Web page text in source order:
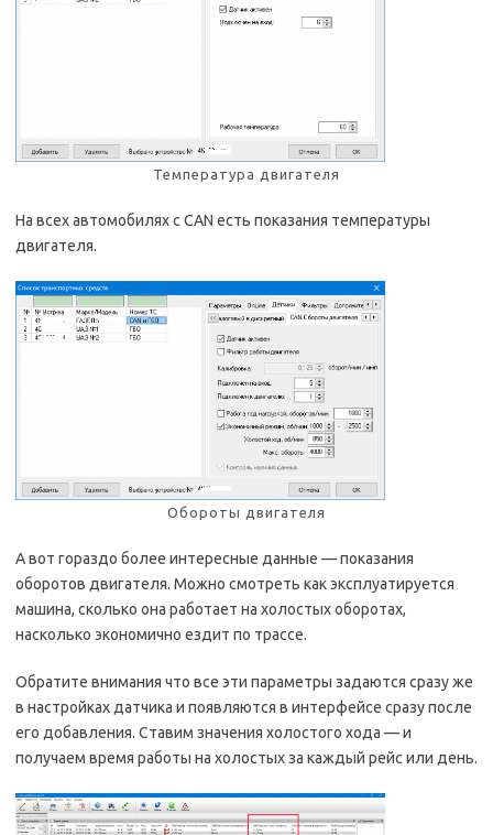
Температура двигателя
На всех автомобилях с CAN есть показания температуры
двигателя.
Обороты двигателя
А вот гораздо более интересные данные — показания
оборотов двигателя. Можно смотреть как эксплуатируется
машина, сколько она работает на холостых оборотах,
насколько экономично ездит по трассе.
Обратите внимания что все эти параметры задаются сразу же
в настройках датчика и появляются в интерфейсе сразу после
его добавления. Ставим значения холостого хода — и
получаем время работы на холостых за каждый рейс или день.